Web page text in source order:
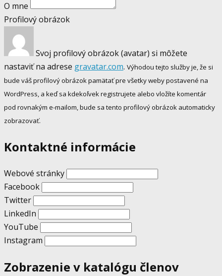
O mne
Profilový obrázok
Svoj profilový obrázok (avatar) si môžete
nastaviť na adrese gravatar.com. Výhodou tejto služby je, že si
bude váš profilový obrázok pamätať pre všetky weby postavené na
WordPress, a keď sa kdekoľvek registrujete alebo vložíte komentár
pod rovnakým e-mailom, bude sa tento profilový obrázok automaticky
zobrazovať.
Kontaktné informácie
Webové stránky
Facebook
Twitter
LinkedIn
YouTube
Instagram
Zobrazenie v katalógu členov